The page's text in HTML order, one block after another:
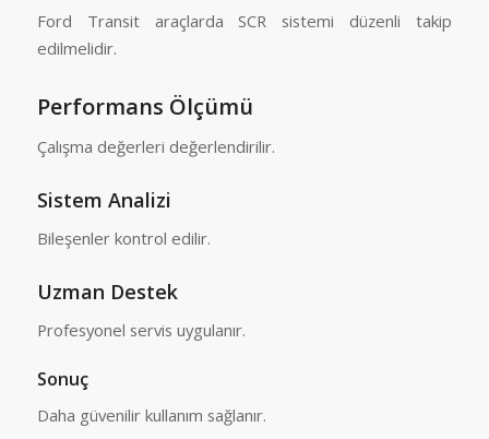
Ford Transit araçlarda SCR sistemi düzenli takip
edilmelidir.
Performans Ölçümü
Çalışma değerleri değerlendirilir.
Sistem Analizi
Bileşenler kontrol edilir.
Uzman Destek
Profesyonel servis uygulanır.
Sonuç
Daha güvenilir kullanım sağlanır.